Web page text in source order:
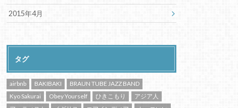
2015年4月
タグ
airbnb BAKIBAKI
BRAUN TUBE JAZZ BAND
Kyo Sakurai
Obey Yourself ひきこもり
アジア人